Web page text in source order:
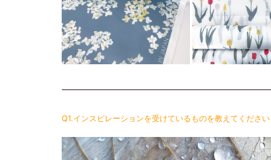
Q1.インスピレーションを受けているものを教えてください